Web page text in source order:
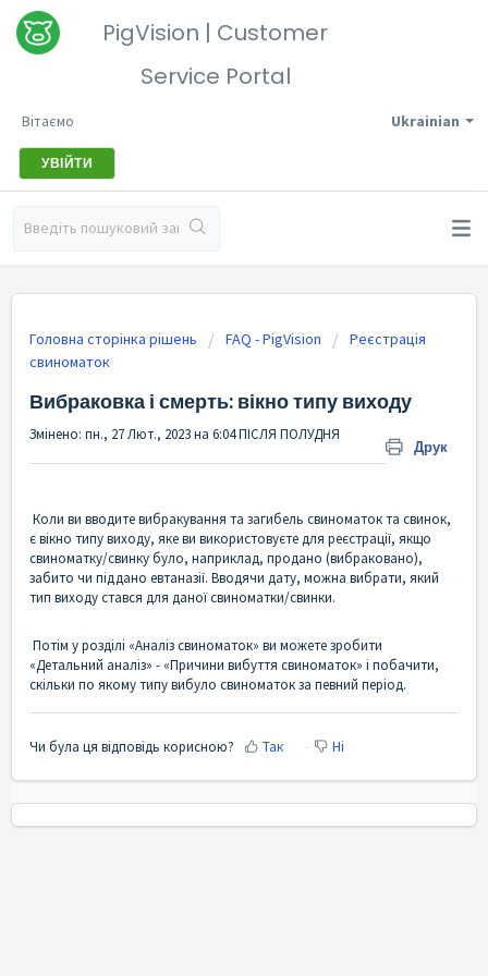
PigVision | Customer
Service Portal
Ukrainian
Вітаємо
УВІЙТИ
Головна сторінка рішень FAQ - PigVision
Реєстрація
свиноматок
Вибраковка і смерть: вікно типу виходу
Друк
Змінено: пн., 27 Лют., 2023 на 6:04 ПІСЛЯ ПОЛУДНЯ
Коли ви вводите вибракування та загибель свиноматок та свинок,
є вікно типу виходу, яке ви використовуєте для реєстрації, якщо
свиноматку/свинку було, наприклад, продано (вибраковано),
забито чи піддано евтаназії. Вводячи дату, можна вибрати, який
тип виходу стався для даної свиноматки/свинки.
Потім у розділі «Аналіз свиноматок» ви можете зробити
«Детальний аналіз» - «Причини вибуття свиноматок» і побачити,
скільки по якому типу вибуло свиноматок за певний період.
Чи була ця відповідь корисною? Так Ні